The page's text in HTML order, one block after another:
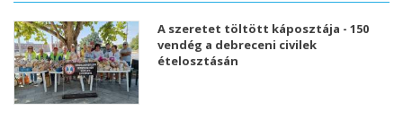
A szeretet töltött káposztája - 150
vendég a debreceni civilek
ételosztásán